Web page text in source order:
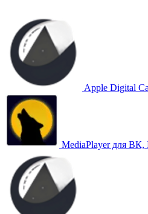
Apple Digital
MediaPlayer для ВК,